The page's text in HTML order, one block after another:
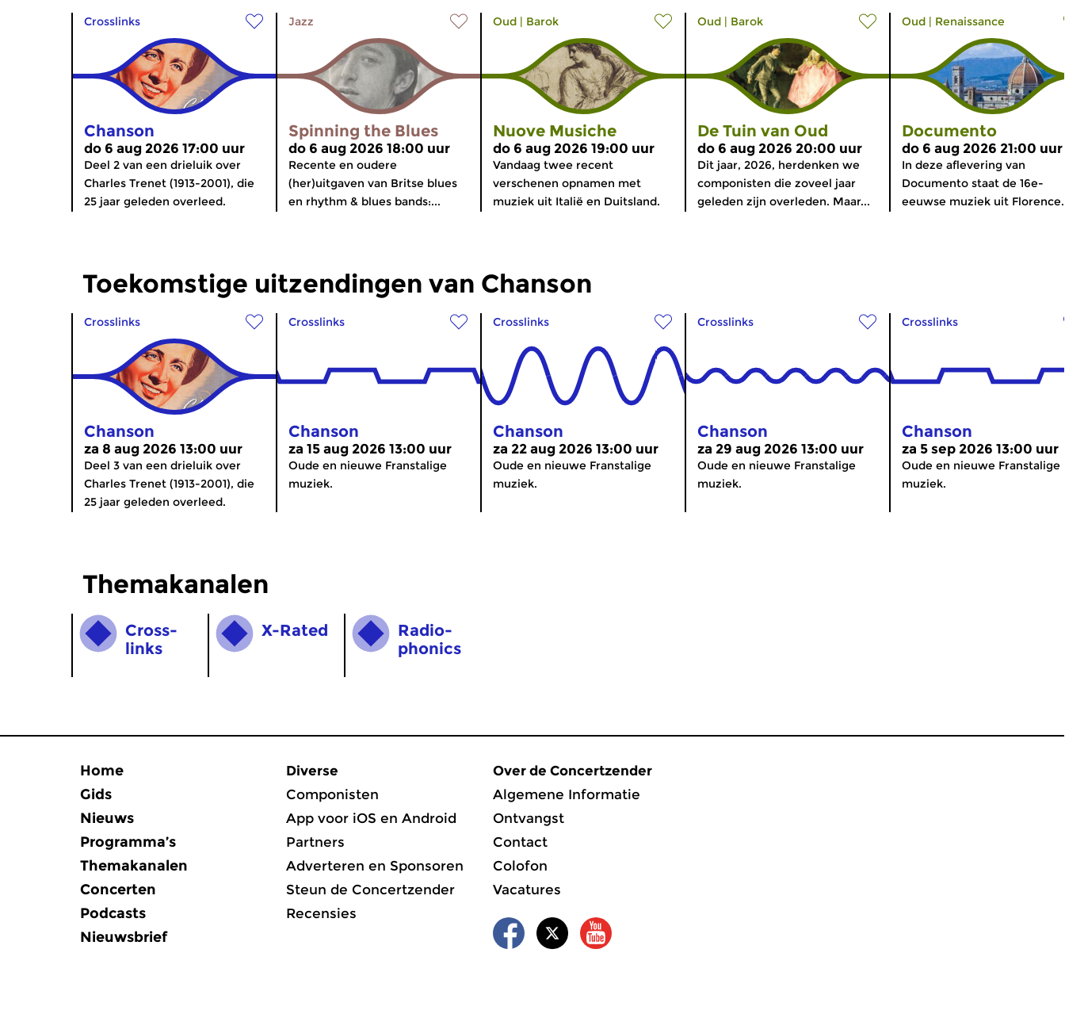
Crosslinks
Chanson
do 6 aug 2026 17:00 uur
Deel 2 van een drieluik over
Charles Trenet (1913-2001), die
25 jaar geleden overleed.
Jazz
Spinning the Blues
do 6 aug 2026 18:00 uur
Recente en oudere
(her)uitgaven van Britse blues
en rhythm & blues bands:...
Oud | Barok
Nuove Musiche
do 6 aug 2026 19:00 uur
Vandaag twee recent
verschenen opnamen met
muziek uit Italië en Duitsland.
Oud | Barok
De Tuin van Oud
do 6 aug 2026 20:00 uur
Dit jaar, 2026, herdenken we
componisten die zoveel jaar
geleden zijn overleden. Maar...
Oud | Renaissance
Documento
do 6 aug 2026 21:00 uur
In deze aflevering van
Documento staat de 16e-
eeuwse muziek uit
Toekomstige uitzendingen van Chanson
Crosslinks
Chanson
za 8 aug 2026 13:00 uur
Deel 3 van een drieluik over
Charles Trenet (1913-2001), die
25 jaar geleden overleed.
Crosslinks
Chanson
za 15 aug 2026 13:00 uur
Oude en nieuwe Franstalige
muziek.
Crosslinks
Chanson
za 22 aug 2026 13:00 uur
Oude en nieuwe Franstalige
muziek.
Crosslinks
Chanson
za 29 aug 2026 13:00 uur
Oude en nieuwe Franstalige
muziek.
Crosslinks
Chanson
za 5 sep 2026 13:00 uur
Oude en nieuwe Franstalige
muziek.
Themakanalen
Cross­
links
X-Rated
Radio­
phonics
Home
Gids
Nieuws
Programma’s
Themakanalen
Concerten
Podcasts
Nieuwsbrief
Diverse
Componisten
App voor iOS en Android
Partners
Adverteren en Sponsoren
Steun de Concertzender
Recensies
Over de Concertzender
Algemene Informatie
Ontvangst
Contact
Colofon
Vacatures